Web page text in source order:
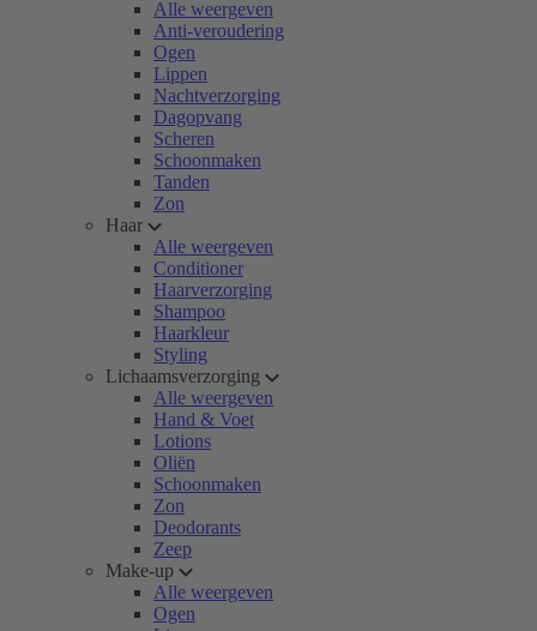
Alle weergeven
Anti-veroudering
Ogen
Lippen
Nachtverzorging
Dagopvang
Scheren
Schoonmaken
Tanden
Zon
Haar
Alle weergeven
Conditioner
Haarverzorging
Shampoo
Haarkleur
Styling
Lichaamsverzorging
Alle weergeven
Hand & Voet
Lotions
Oliën
Schoonmaken
Zon
Deodorants
Zeep
Make-up
Alle weergeven
Ogen